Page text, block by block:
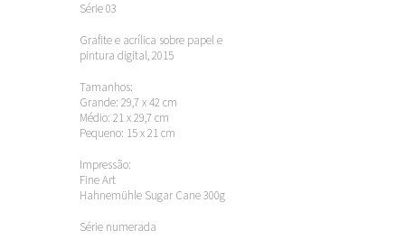
Série 03
Grafite e acrílica sobre papel e
pintura digital, 2015
Tamanhos:
Grande: 29,7 x 42 cm
Médio: 21 x 29,7 cm
Pequeno: 15 x 21 cm
Impressão:
Fine Art
Hahnemühle Sugar Cane 300g
Série numerada